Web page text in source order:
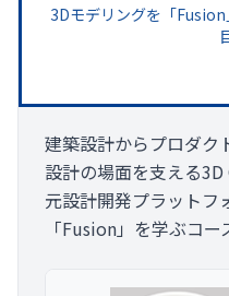
3Dモデリングを「
建築設計からプロダク
設計の場面を支える
元設計開発プラット
「Fusion」を学ぶコー